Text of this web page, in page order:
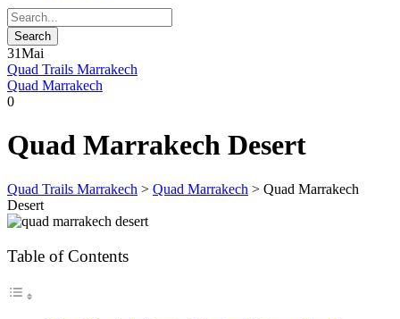
31Mai
Quad Trails Marrakech
Quad Marrakech
0
Quad Marrakech Desert
Quad Trails Marrakech > Quad Marrakech > Quad Marrakech
Desert
Table of Contents